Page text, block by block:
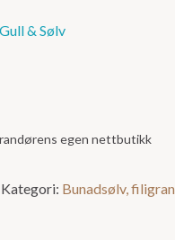
& Sølv
egen nettbutikk
Kategori: Bunadsølv, filigran